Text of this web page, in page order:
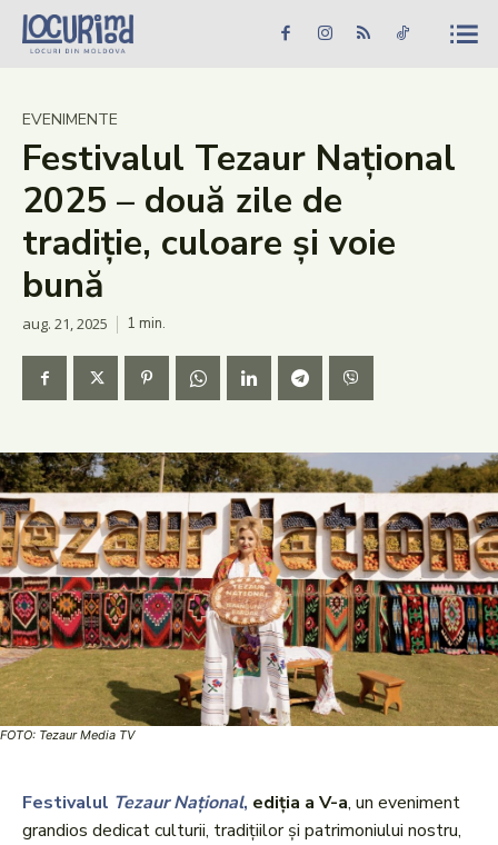
Caută în site... Căutare
Știri
Evenimente
Dezvoltare rurală
Turism
Vinării
Patrimoniu
Produs Acasă
EVENIMENTE
Festivalul Tezaur Național
2025 – două zile de
tradiție, culoare și voie
bună
aug. 21, 2025 1 min.
FOTO: Tezaur Media TV
Festivalul Tezaur Național, ediția a V-a, un eveniment
grandios dedicat culturii, tradițiilor și patrimoniului nostru,